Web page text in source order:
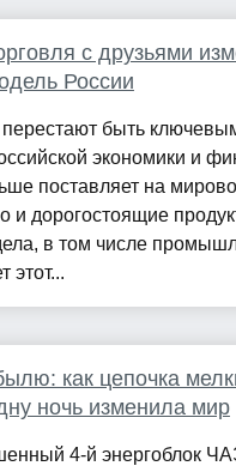
с друзьями
России
быть
экономики и
поставляет на
и дорогостоящие
в том числе
этот...
как цепочка
ночь изменила мир
4-й энергоблок